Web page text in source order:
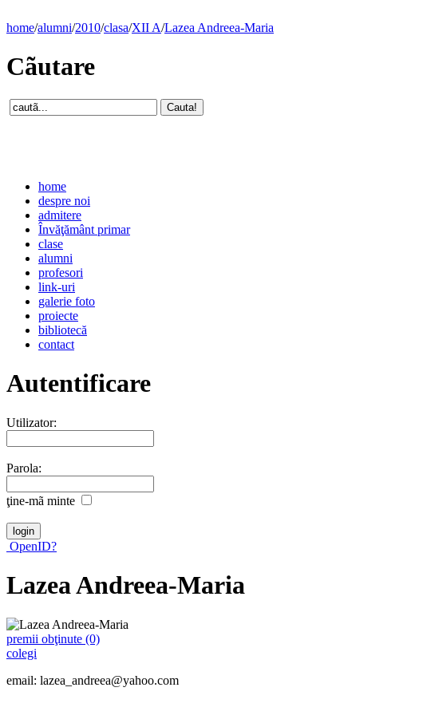
home/alumni/2010/clasa/XII A/Lazea Andreea-Maria
Cãutare
home
despre noi
admitere
Învăţământ primar
clase
alumni
profesori
link-uri
galerie foto
proiecte
bibliotecă
contact
Autentificare
Utilizator:
Parola:
ţine-mã minte
OpenID?
Lazea Andreea-Maria
premii obţinute (0)
colegi
email: lazea_andreea@yahoo.com